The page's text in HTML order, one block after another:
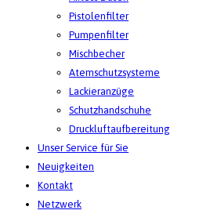
Pistolenfilter
Pumpenfilter
Mischbecher
Atemschutzsysteme
Lackieranzüge
Schutzhandschuhe
Druckluftaufbereitung
Unser Service für Sie
Neuigkeiten
Kontakt
Netzwerk